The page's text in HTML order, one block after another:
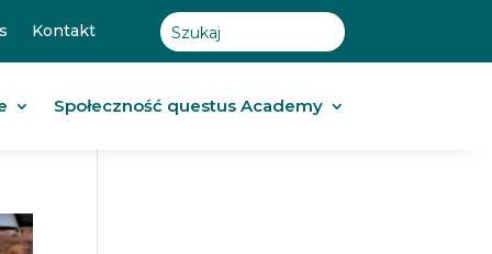
Kontakt
Społeczność questus Academy